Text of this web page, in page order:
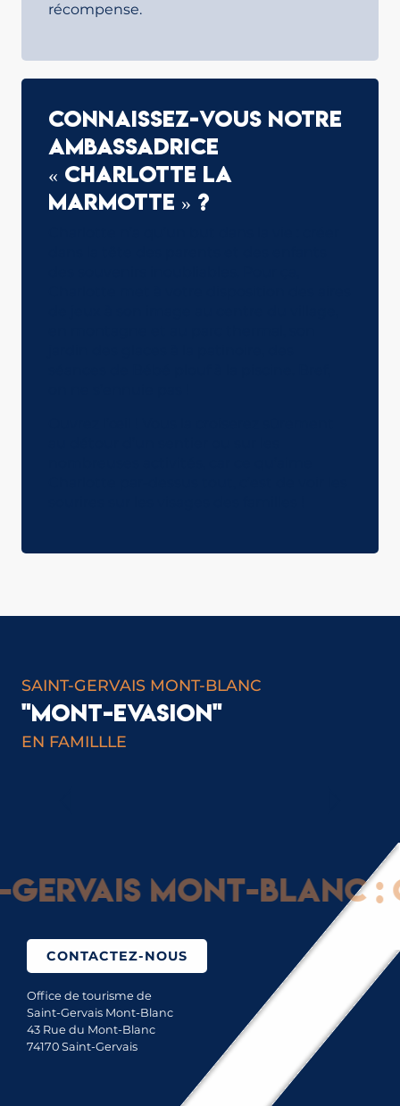
récompense.
Connaissez-vous notre
ambassadrice
« Charlotte la
marmotte » ?
SAINT-GERVAIS MONT-BLANC
"MONT-EVASION"
EN FAMILLLE
Mont-Blanc :
CONTACTEZ-NOUS
Office de tourisme de
Saint-Gervais Mont-Blanc
43 Rue du Mont-Blanc
74170 Saint-Gervais